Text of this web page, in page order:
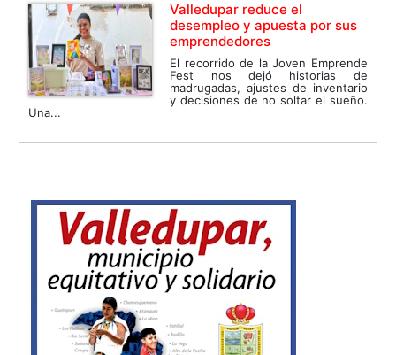
Valledupar reduce el
desempleo y apuesta por sus
emprendedores
El recorrido de la Joven Emprende
Fest nos dejó historias de
madrugadas, ajustes de inventario
y decisiones de no soltar el sueño.
Una...